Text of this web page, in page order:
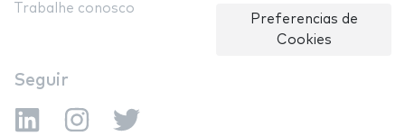
Trabalhe conosco
Preferencias de
Cookies
Seguir